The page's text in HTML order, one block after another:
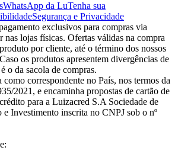
WhatsApp da LuTenha sua
Segurança e Privacidade
exclusivos para compras via
nas lojas físicas. Ofertas válidas na compra
por cliente, até o término dos nossos
os produtos apresentem divergências de
o da sacola de compras.
correspondente no País, nos termos da
2021, e encaminha propostas de cartão de
para a Luizacred S.A Sociedade de
Investimento inscrita no CNPJ sob o nº